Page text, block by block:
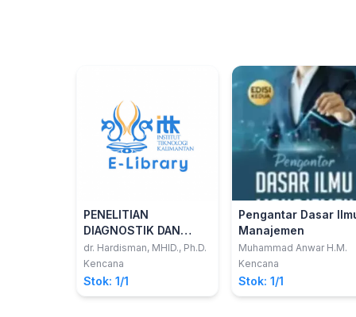
PENELITIAN
DIAGNOSTIK DAN
PROGNOSTIK:
Langkah Praktis
Analisis Data dengan
Program JAMOVI, IBM-
dr. Hardisman, MHID., Ph.D.
Kencana
Stok: 1/1
Pengantar Dasar
Manajemen
Muhammad Anwar H.M.
Kencana
Stok: 1/1